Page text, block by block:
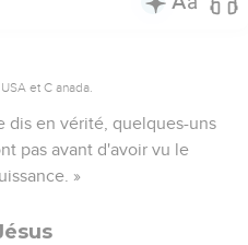
et C anada.
dis en vérité, quelques-uns
pas avant d'avoir vu le
»